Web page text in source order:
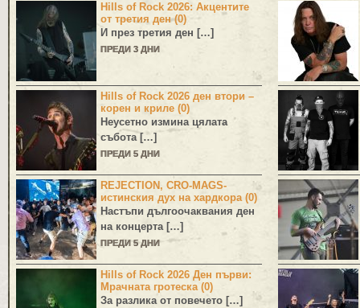
Hills of Rock 2026: Акцентите
от третия ден (0)
И през третия ден […]
ПРЕДИ 3 ДНИ
Hills of Rock 2026 ден втори –
корен и криле (0)
Неусетно измина цялата
събота […]
ПРЕДИ 5 ДНИ
REJECTION, CRO-MAGS-
истинския дух на хардкора (0)
Настъпи дългоочаквания ден
на концерта […]
ПРЕДИ 5 ДНИ
Hills of Rock 2026 Ден първи:
Мрачната гротеска (0)
За разлика от повечето […]